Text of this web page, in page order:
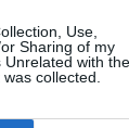
Use,
Sharing of my
Unrelated with the
collected.